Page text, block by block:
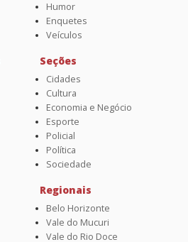
Humor
Enquetes
Veículos
Seções
Cidades
Cultura
Economia e Negócio
Esporte
Policial
Política
Sociedade
Regionais
Belo Horizonte
Vale do Mucuri
Vale do Rio Doce